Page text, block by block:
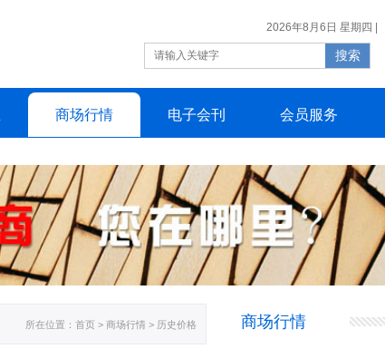
2026年8月6日 星期四 |
商场行情 电子会刊 会员服务
所在位置：首页 > 商场行情 > 历史价格 商场行情